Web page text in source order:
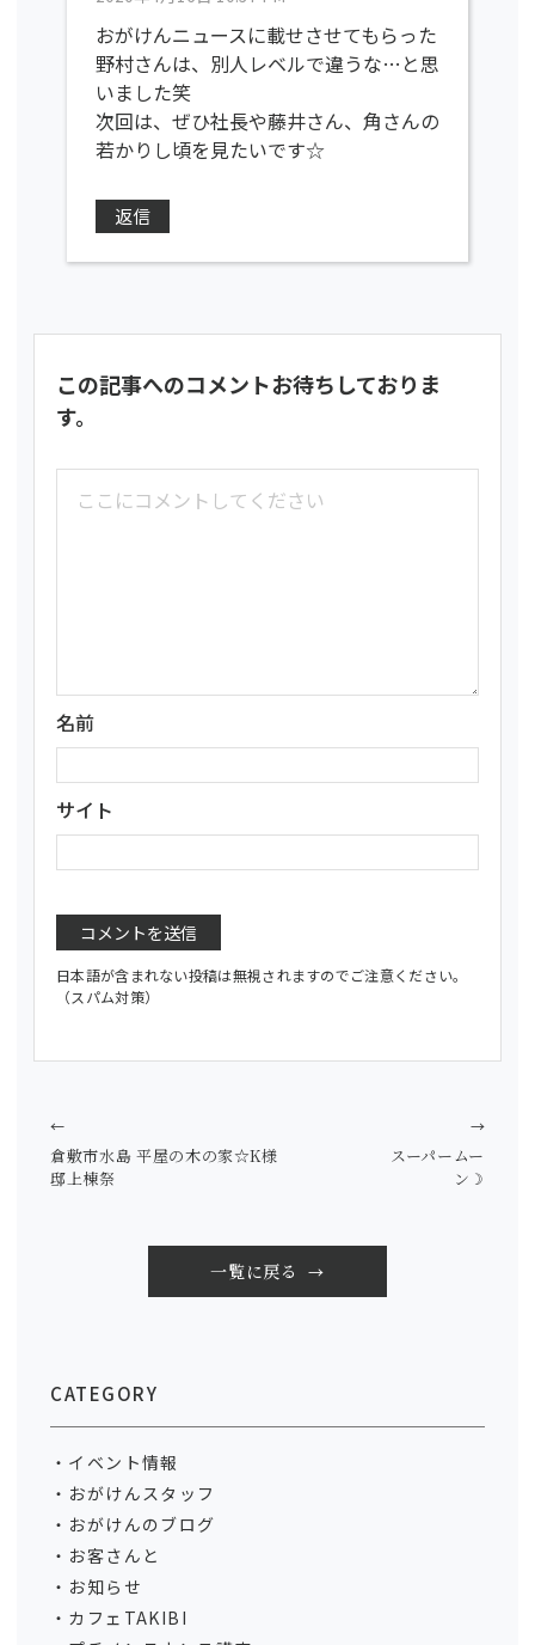
おがけんニュースに載せさせてもらった
野村さんは、別人レベルで違うな…と思
いました笑
次回は、ぜひ社長や藤井さん、角さんの
若かりし頃を見たいです☆
返信
この記事へのコメントお待ちしておりま
す。
名前
サイト
日本語が含まれない投稿は無視されますのでご注意ください。
（スパム対策）
倉敷市水島 平屋の木の家☆K様
邸上棟祭
←
一覧に戻る
スーパームー
ン☽
→
CATEGORY
イベント情報
おがけんスタッフ
おがけんのブログ
お客さんと
お知らせ
カフェTAKIBI